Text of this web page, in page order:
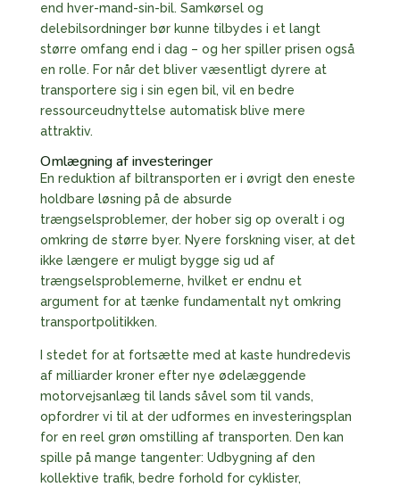
end hver-mand-sin-bil. Samkørsel og
delebilsordninger bør kunne tilbydes i et langt
større omfang end i dag – og her spiller prisen også
en rolle. For når det bliver væsentligt dyrere at
transportere sig i sin egen bil, vil en bedre
ressourceudnyttelse automatisk blive mere
attraktiv.
Omlægning af investeringer
En reduktion af biltransporten er i øvrigt den eneste
holdbare løsning på de absurde
trængselsproblemer, der hober sig op overalt i og
omkring de større byer. Nyere forskning viser, at det
ikke længere er muligt bygge sig ud af
trængselsproblemerne, hvilket er endnu et
argument for at tænke fundamentalt nyt omkring
transportpolitikken.
I stedet for at fortsætte med at kaste hundredevis
af milliarder kroner efter nye ødelæggende
motorvejsanlæg til lands såvel som til vands,
opfordrer vi til at der udformes en investeringsplan
for en reel grøn omstilling af transporten. Den kan
spille på mange tangenter: Udbygning af den
kollektive trafik, bedre forhold for cyklister,